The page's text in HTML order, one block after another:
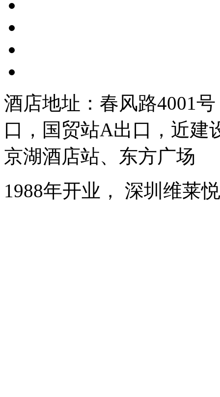
酒店地址：春风路4001
口，国贸站A出口，近建
京湖酒店站、东方广场
1988年开业， 深圳维